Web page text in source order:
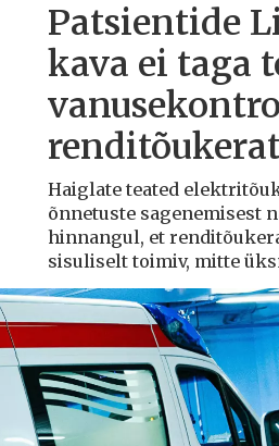
Patsientide
kava ei taga
Haiglate teated
õnnetuste sagenemisest
hinnangul, et
sisuliselt toimiv, mitte